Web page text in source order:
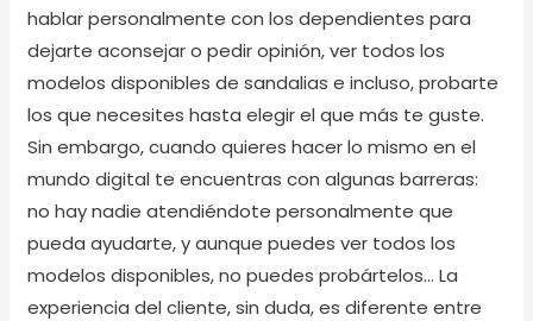
hablar personalmente con los dependientes para
dejarte aconsejar o pedir opinión, ver todos los
modelos disponibles de sandalias e incluso, probarte
los que necesites hasta elegir el que más te guste.
Sin embargo, cuando quieres hacer lo mismo en el
mundo digital te encuentras con algunas barreras:
no hay nadie atendiéndote personalmente que
pueda ayudarte, y aunque puedes ver todos los
modelos disponibles, no puedes probártelos… La
experiencia del cliente, sin duda, es diferente entre